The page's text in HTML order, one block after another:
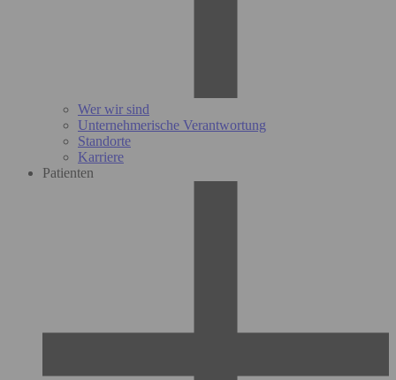
Wer wir sind
Unternehmerische Verantwortung
Standorte
Karriere
Patienten